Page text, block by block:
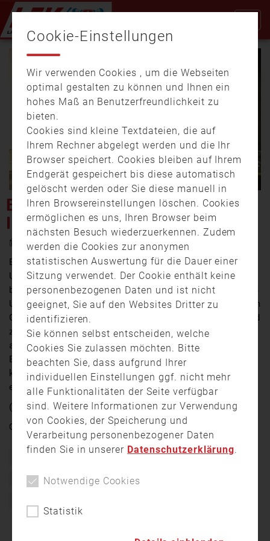
Video
BRAND EINER LAGERHALLE
IN URSENSOLLEN
15. Juni 2026 16:32
Ein Dachstuhlbrand hat eine Lagerhalle eines
Umzugsunternehmens in Ursensollen schwer
beschädigt. Das Feuer brach am Freitagabend gegen 23
Uhr aus und zerstörte große Teile des Gebäudes. Einem
Großaufgebot an Feuerwehrkräften gelang es den Brand
zu löschen. Verletzt wurde niemand. Die Halle ist
allerdings einsturzgefährdet. Der Schaden liegt laut
Besitzer bei rund 500.000 Euro. Wie es zu dem Brand
kam, ist noch unklar. Die Kriminalpolizei Amberg
ermittelt.
(lb / Kamera: Alfred Brönner)
Quelle: OTV
Feuer
Feuerwehr Freiwillige Feuerwehr
Cookie-Einstellungen
Wir verwenden Cookies , um die Webseiten
optimal gestalten zu können und Ihnen ein
hohes Maß an Benutzerfreundlichkeit zu
bieten.
Cookies sind kleine Textdateien, die auf
Ihrem Rechner abgelegt werden und die Ihr
Browser speichert. Cookies bleiben auf Ihrem
Endgerät gespeichert bis diese automatisch
gelöscht werden oder Sie diese manuell in
Ihren Browsereinstellungen löschen. Cookies
ermöglichen es uns, Ihren Browser beim
nächsten Besuch wiederzuerkennen. Zudem
werden die Cookies zur anonymen
statistischen Auswertung für die Dauer einer
Sitzung verwendet. Der Cookie enthält keine
personenbezogenen Daten und ist nicht
geeignet, Sie auf den Websites Dritter zu
identifizieren.
Sie können selbst entscheiden, welche
Cookies Sie zulassen möchten. Bitte
beachten Sie, dass aufgrund Ihrer
individuellen Einstellungen ggf. nicht mehr
alle Funktionalitäten der Seite verfügbar
sind. Weitere Informationen zur Verwendung
von Cookies, der Speicherung und
Verarbeitung personenbezogener Daten
finden Sie in unserer Datenschutzerklärung.
Notwendige Cookies
Statistik